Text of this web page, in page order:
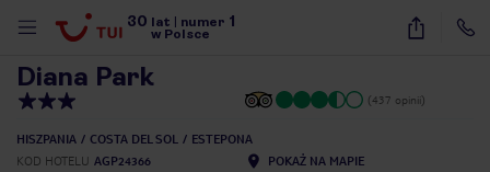
30 lat numer 1
w Polsce
28
Diana Park
(437 opinii)
HISZPANIA COSTA DEL SOL
ESTEPONA
KOD HOTELU AGP24366 POKAŻ NA MAPIE